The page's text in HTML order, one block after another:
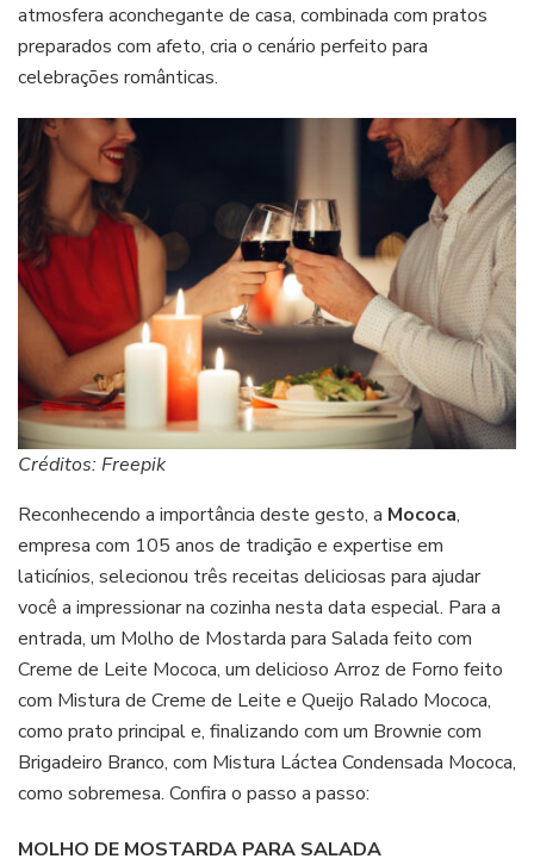
atmosfera aconchegante de casa, combinada com pratos
preparados com afeto, cria o cenário perfeito para
celebrações românticas.
Créditos: Freepik
Reconhecendo a importância deste gesto, a Mococa,
empresa com 105 anos de tradição e expertise em
laticínios, selecionou três receitas deliciosas para ajudar
você a impressionar na cozinha nesta data especial. Para a
entrada, um Molho de Mostarda para Salada feito com
Creme de Leite Mococa, um delicioso Arroz de Forno feito
com Mistura de Creme de Leite e Queijo Ralado Mococa,
como prato principal e, finalizando com um Brownie com
Brigadeiro Branco, com Mistura Láctea Condensada Mococa,
como sobremesa. Confira o passo a passo:
MOLHO DE MOSTARDA PARA SALADA